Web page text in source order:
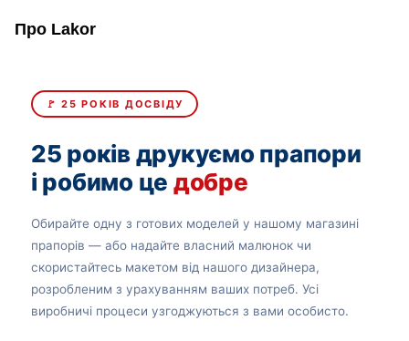
Про Lakor
🚩 25 РОКІВ ДОСВІДУ
25 років друкуємо прапори
і робимо це добре
Обирайте одну з готових моделей у нашому магазині
прапорів — або надайте власний малюнок чи
скористайтесь макетом від нашого дизайнера,
розробленим з урахуванням ваших потреб. Усі
виробничі процеси узгоджуються з вами особисто.